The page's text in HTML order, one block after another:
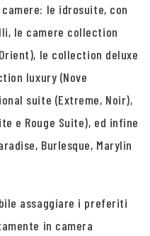
le idrosuite, con
le camere collection
le collection deluxe
luxury (Nove
suite (Extreme, Noir),
e Rouge Suite), ed infine
Burlesque, Marylin
assaggiare i preferiti
in camera